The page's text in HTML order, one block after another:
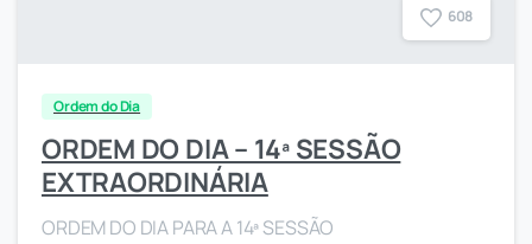
608
Ordem do Dia
ORDEM DO DIA – 14ª SESSÃO
EXTRAORDINÁRIA
ORDEM DO DIA PARA A 14ª SESSÃO